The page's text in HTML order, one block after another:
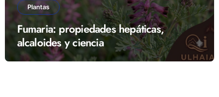
Plantas
Fumaria: propiedades hepáticas,
alcaloides y ciencia